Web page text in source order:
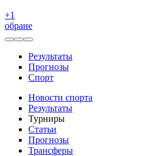
+1
обране
Результаты
Прогнозы
Спорт
Новости спорта
Результаты
Турниры
Статьи
Прогнозы
Трансферы